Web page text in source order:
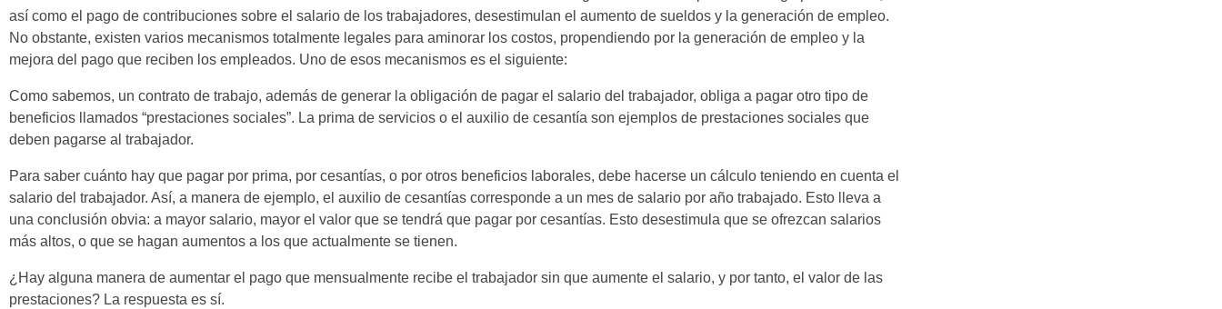
así como el pago de contribuciones sobre el salario de los trabajadores, desestimulan el aumento de sueldos y la generación de empleo.
No obstante, existen varios mecanismos totalmente legales para aminorar los costos, propendiendo por la generación de empleo y la
mejora del pago que reciben los empleados. Uno de esos mecanismos es el siguiente:
Como sabemos, un contrato de trabajo, además de generar la obligación de pagar el salario del trabajador, obliga a pagar otro tipo de
beneficios llamados “prestaciones sociales”. La prima de servicios o el auxilio de cesantía son ejemplos de prestaciones sociales que
deben pagarse al trabajador.
Para saber cuánto hay que pagar por prima, por cesantías, o por otros beneficios laborales, debe hacerse un cálculo teniendo en cuenta el
salario del trabajador. Así, a manera de ejemplo, el auxilio de cesantías corresponde a un mes de salario por año trabajado. Esto lleva a
una conclusión obvia: a mayor salario, mayor el valor que se tendrá que pagar por cesantías. Esto desestimula que se ofrezcan salarios
más altos, o que se hagan aumentos a los que actualmente se tienen.
¿Hay alguna manera de aumentar el pago que mensualmente recibe el trabajador sin que aumente el salario, y por tanto, el valor de las
prestaciones? La respuesta es sí.